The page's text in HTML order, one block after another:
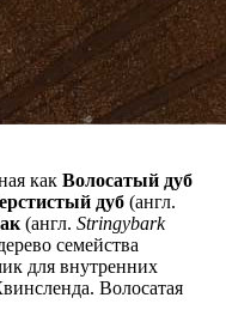
как Волосатый дуб
дуб (англ.
(англ. Stringybark
семейства
для внутренних
Волосатая